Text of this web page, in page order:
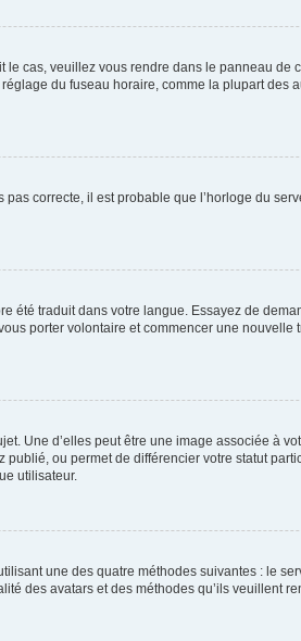
cas, veuillez vous rendre dans le panneau
du fuseau horaire, comme la plupart des
correcte, il est probable que l’horloge du
été traduit dans votre langue. Essayez de
porter volontaire et commencer une
Une d’elles peut être une image associée à
ou permet de différencier votre statut
utilisateur.
une des quatre méthodes suivantes : le
des avatars et des méthodes qu’ils veuillent